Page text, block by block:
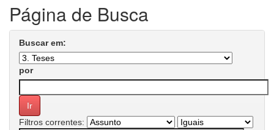
Página de Busca
Buscar em:
por
Filtros correntes: